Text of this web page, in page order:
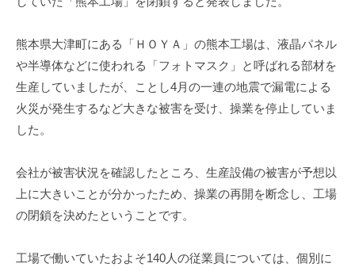
熊本県大津町にある「ＨＯＹＡ」の熊本工場は、液晶パネル
や半導体などに使われる「フォトマスク」と呼ばれる部材を
生産していましたが、ことし4月の一連の地震で漏電による
火災が発生するなど大きな被害を受け、操業を停止していま
した。
会社が被害状況を確認したところ、生産設備の被害が予想以
上に大きいことが分かったため、操業の再開を断念し、工場
の閉鎖を決めたということです。
工場で働いていたおよそ140人の従業員については、個別に